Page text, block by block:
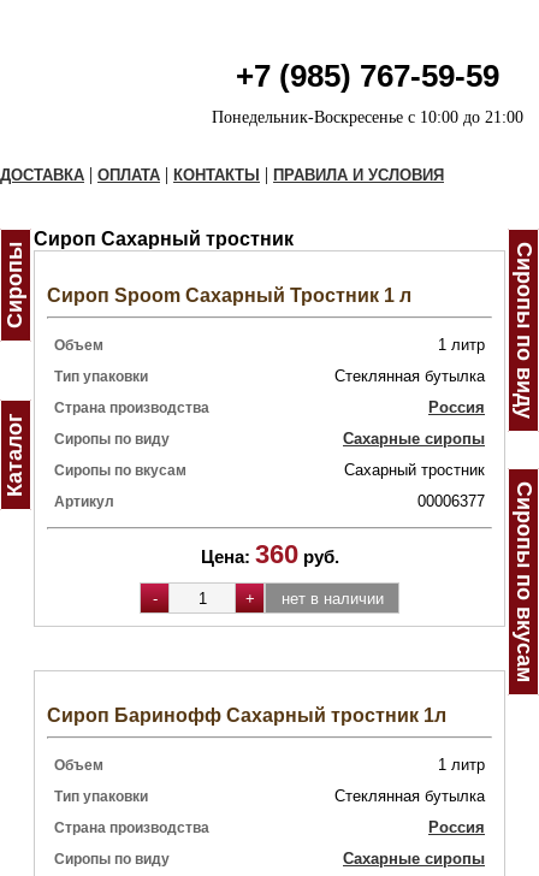
+7 (985) 767-59-59
Понедельник-Воскресенье с 10:00 до 21:00
ДОСТАВКА | ОПЛАТА | КОНТАКТЫ | ПРАВИЛА И УСЛОВИЯ
Сиропы
Каталог
Сироп Сахарный тростник
Сироп Spoom Сахарный Тростник 1 л
Объем 1 литр
Тип упаковки Стеклянная бутылка
Страна производства Россия
Сиропы по виду Сахарные сиропы
Сиропы по вкусам Сахарный тростник
Артикул 00006377
Цена: 360 руб.
Сироп Баринофф Сахарный тростник 1л
Объем 1 литр
Тип упаковки Стеклянная бутылка
Страна производства Россия
Сиропы по виду Сахарные сиропы
Сиропы по виду
Сиропы по вкусам